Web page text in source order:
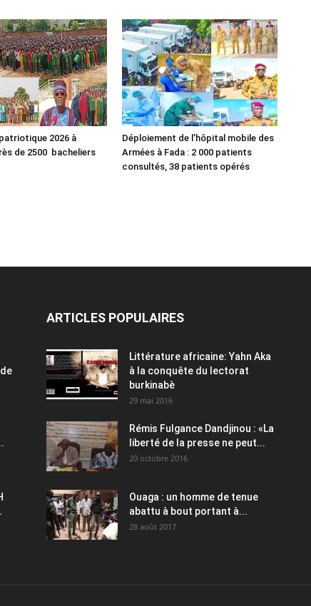
2026 à
de 2500 bacheliers
Déploiement de l’hôpital mobile des
Armées à Fada : 2 000 patients
consultés, 38 patients opérés
ARTICLES POPULAIRES
Littérature africaine: Yahn Aka
à la conquête du lectorat
burkinabè
29 mai 2016
Rémis Fulgance Dandjinou : «La
liberté de la presse ne peut...
20 octobre 2016
Ouaga : un homme de tenue
abattu à bout portant à...
28 août 2017